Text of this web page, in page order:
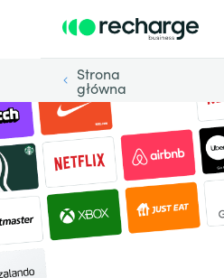
Strona
główna